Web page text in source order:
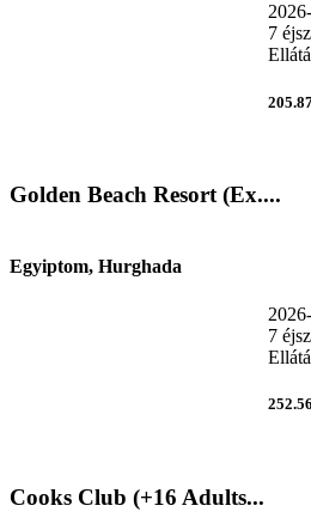
7
Golden Beach Resort (Ex....
Egyiptom, Hurghada
7
Cooks Club (+16 Adults...